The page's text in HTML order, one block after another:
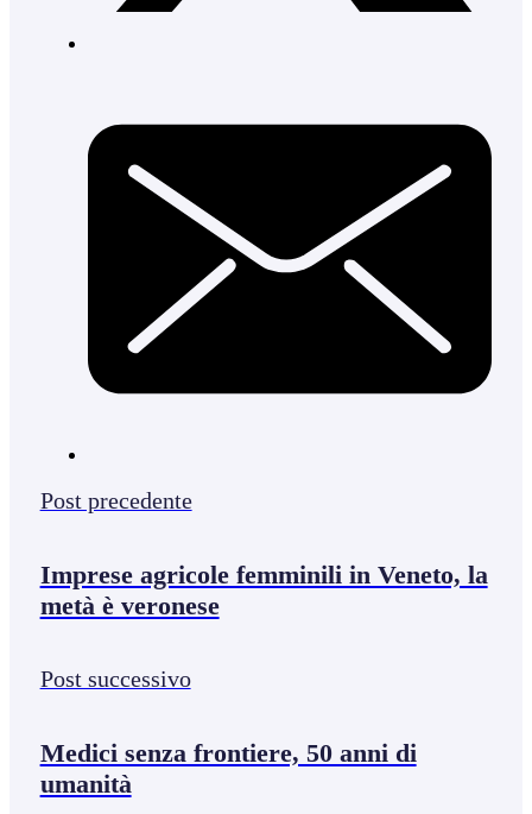
Post precedente
Imprese agricole femminili in Veneto, la
metà è veronese
Post successivo
Medici senza frontiere, 50 anni di
umanità